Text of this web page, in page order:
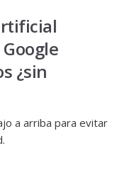
¿sin
a arriba para evitar